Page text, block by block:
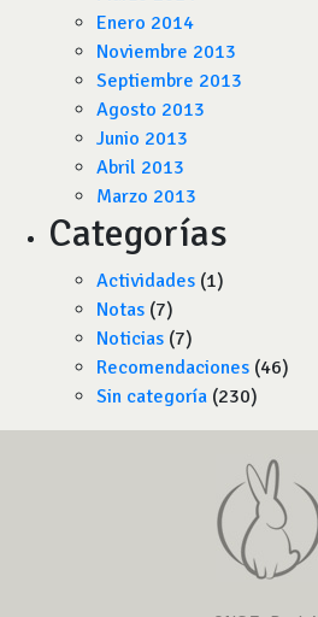
Enero 2014
Noviembre 2013
Septiembre 2013
Agosto 2013
Junio 2013
Abril 2013
Marzo 2013
Categorías
Actividades (1)
Notas (7)
Noticias (7)
Recomendaciones (46)
Sin categoría (230)